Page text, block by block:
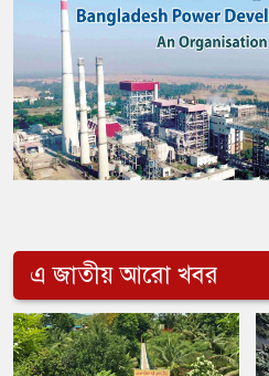
এ জাতীয় আরো খবর